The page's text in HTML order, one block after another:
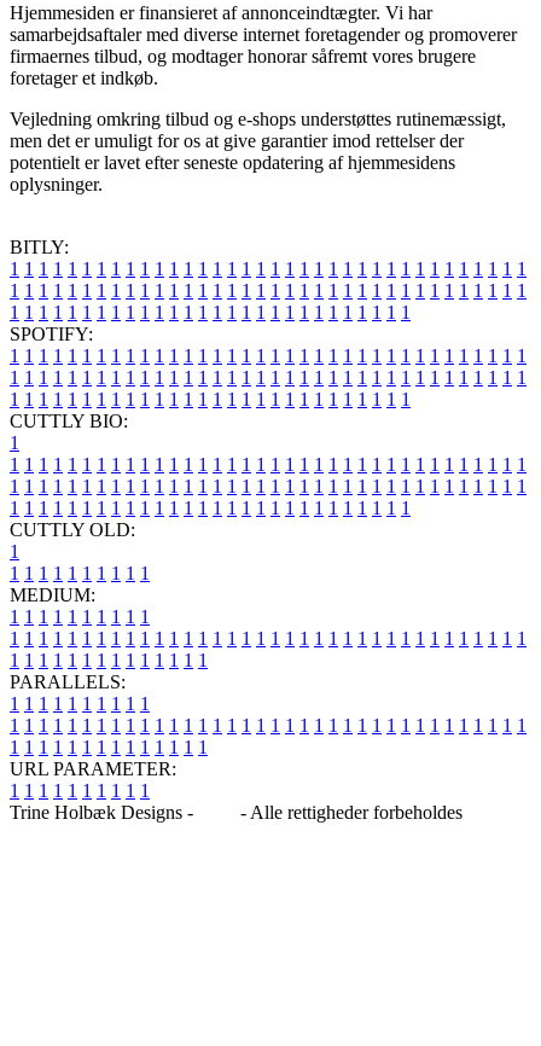
Hjemmesiden er finansieret af annonceindtægter. Vi har
samarbejdsaftaler med diverse internet foretagender og promoverer
firmaernes tilbud, og modtager honorar såfremt vores brugere
foretager et indkøb.
Vejledning omkring tilbud og e-shops understøttes rutinemæssigt,
men det er umuligt for os at give garantier imod rettelser der
potentielt er lavet efter seneste opdatering af hjemmesidens
oplysninger.
BITLY:
1 1 1 1 1 1 1 1 1 1 1 1 1 1 1 1 1 1 1 1 1 1 1 1 1 1 1 1 1 1 1 1 1 1 1 1
1 1 1 1 1 1 1 1 1 1 1 1 1 1 1 1 1 1 1 1 1 1 1 1 1 1 1 1 1 1 1 1 1 1 1 1
1 1 1 1 1 1 1 1 1 1 1 1 1 1 1 1 1 1 1 1 1 1 1 1 1 1 1 1
SPOTIFY:
1 1 1 1 1 1 1 1 1 1 1 1 1 1 1 1 1 1 1 1 1 1 1 1 1 1 1 1 1 1 1 1 1 1 1 1
1 1 1 1 1 1 1 1 1 1 1 1 1 1 1 1 1 1 1 1 1 1 1 1 1 1 1 1 1 1 1 1 1 1 1 1
1 1 1 1 1 1 1 1 1 1 1 1 1 1 1 1 1 1 1 1 1 1 1 1 1 1 1 1
CUTTLY BIO:
1
1 1 1 1 1 1 1 1 1 1 1 1 1 1 1 1 1 1 1 1 1 1 1 1 1 1 1 1 1 1 1 1 1 1 1 1
1 1 1 1 1 1 1 1 1 1 1 1 1 1 1 1 1 1 1 1 1 1 1 1 1 1 1 1 1 1 1 1 1 1 1 1
1 1 1 1 1 1 1 1 1 1 1 1 1 1 1 1 1 1 1 1 1 1 1 1 1 1 1 1
CUTTLY OLD:
1
1 1 1 1 1 1 1 1 1 1
MEDIUM:
1 1 1 1 1 1 1 1 1 1
1 1 1 1 1 1 1 1 1 1 1 1 1 1 1 1 1 1 1 1 1 1 1 1 1 1 1 1 1 1 1 1 1 1 1 1
1 1 1 1 1 1 1 1 1 1 1 1 1 1
PARALLELS:
1 1 1 1 1 1 1 1 1 1
1 1 1 1 1 1 1 1 1 1 1 1 1 1 1 1 1 1 1 1 1 1 1 1 1 1 1 1 1 1 1 1 1 1 1 1
1 1 1 1 1 1 1 1 1 1 1 1 1 1
URL PARAMETER:
1 1 1 1 1 1 1 1 1 1
Trine Holbæk Designs -
- Alle rettigheder forbeholdes